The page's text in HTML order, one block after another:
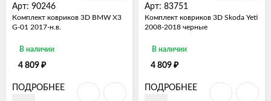
Арт: 90246
Комплект ковриков 3D BMW X3
G-01 2017-н.в.
В наличии
4 809 ₽
ПОДРОБНЕЕ
Арт: 83751
Комплект ковриков 3D Skoda Yeti
2008-2018 черные
В наличии
4 809 ₽
ПОДРОБНЕЕ